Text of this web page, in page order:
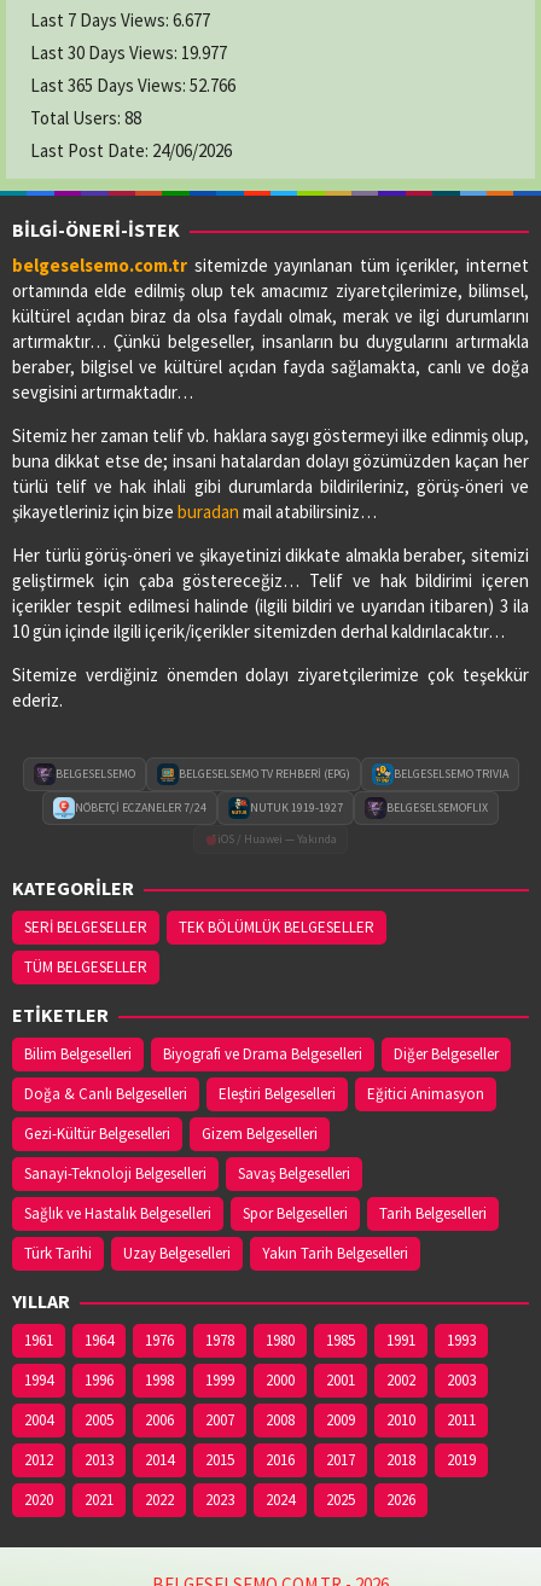
Adres:YENİ CAMİ MAH. LİSE CAD. NO:64/A
03626222619
KAVAK ECZANESİ
Adres:19 MAYIS MAH. ADNAN MENDERES CAD.
03627412412
LADİK ELİF ECZANESİ
Adres:BAHŞİ MAH.GAZİ CAD.NO:56/A
03627713091
Adres:YENİ MAH. ÇARŞAMBA CAD. NO:52
03622901605
SAĞLIK ECZANESİ
Adres: CUMHURİYET MAH.1.ZİRAAT SOKAK NO:17/B
03626474078
SEDA ECZANESİ
VURAL ECZANESİ
19 MAYIS MAH. HACI ALİ EKİNCİ BULVARI
03622560360
YASEMİN ECZANESİ
CADDESI NO:14/B
03625443111
YENİ HAVZA ECZANESİ
Adres:İCADİYE MAH. KAZIMPAŞA CAD. NO:48/1
03627141953
YİĞİT ECZANESİ
03628132140
Last 7 Days Views: 6.677
Last 30 Days Views: 19.977
Last 365 Days Views: 52.766
Total Users: 88
Last Post Date: 24/06/2026
BİLGİ-ÖNERİ-İSTEK
belgeselsemo.com.tr sitemizde yayınlanan tüm içerikler, internet
ortamında elde edilmiş olup tek amacımız ziyaretçilerimize, bilimsel,
kültürel açıdan biraz da olsa faydalı olmak, merak ve ilgi durumlarını
artırmaktır… Çünkü belgeseller, insanların bu duygularını artırmakla
beraber, bilgisel ve kültürel açıdan fayda sağlamakta, canlı ve doğa
sevgisini artırmaktadır…
Sitemiz her zaman telif vb. haklara saygı göstermeyi ilke edinmiş olup,
buna dikkat etse de; insani hatalardan dolayı gözümüzden kaçan her
türlü telif ve hak ihlali gibi durumlarda bildirileriniz, görüş-öneri ve
şikayetleriniz için bize buradan mail atabilirsiniz…
Her türlü görüş-öneri ve şikayetinizi dikkate almakla beraber, sitemizi
geliştirmek için çaba göstereceğiz… Telif ve hak bildirimi içeren
içerikler tespit edilmesi halinde (ilgili bildiri ve uyarıdan itibaren) 3 ila
10 gün içinde ilgili içerik/içerikler sitemizden derhal kaldırılacaktır…
Sitemize verdiğiniz önemden dolayı ziyaretçilerimize çok teşekkür
ederiz.
BELGESELSEMO BELGESELSEMO TV REHBERİ (EPG) BELGESELSEMO TRIVIA
NÖBETÇİ ECZANELER 7/24 NUTUK 1919-1927
BELGESELSEMOFLIX
iOS / Huawei — Yakında
KATEGORİLER
SERİ BELGESELLER
TEK BÖLÜMLÜK BELGESELLER
TÜM BELGESELLER
ETİKETLER
Bilim Belgeselleri Biyografi ve Drama Belgeselleri
Diğer Belgeseller
Doğa & Canlı Belgeselleri
Eleştiri Belgeselleri
Eğitici Animasyon
Gezi-Kültür Belgeselleri
Gizem Belgeselleri
Sanayi-Teknoloji Belgeselleri
Savaş Belgeselleri
Sağlık ve Hastalık Belgeselleri
Spor Belgeselleri
Tarih Belgeselleri
Türk Tarihi
Uzay Belgeselleri Yakın Tarih Belgeselleri
YILLAR
1961 1964 1976 1978 1980 1985 1991
1993
1994
1996 1998 1999 2000 2001 2002
2003
2004
2005 2006 2007 2008 2009 2010
2011
2012
2013 2014 2015 2016 2017 2018
2019
2020
2021 2022 2023 2024 2025 2026